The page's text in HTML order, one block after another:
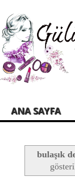
ANA SAYFA
bulaşık